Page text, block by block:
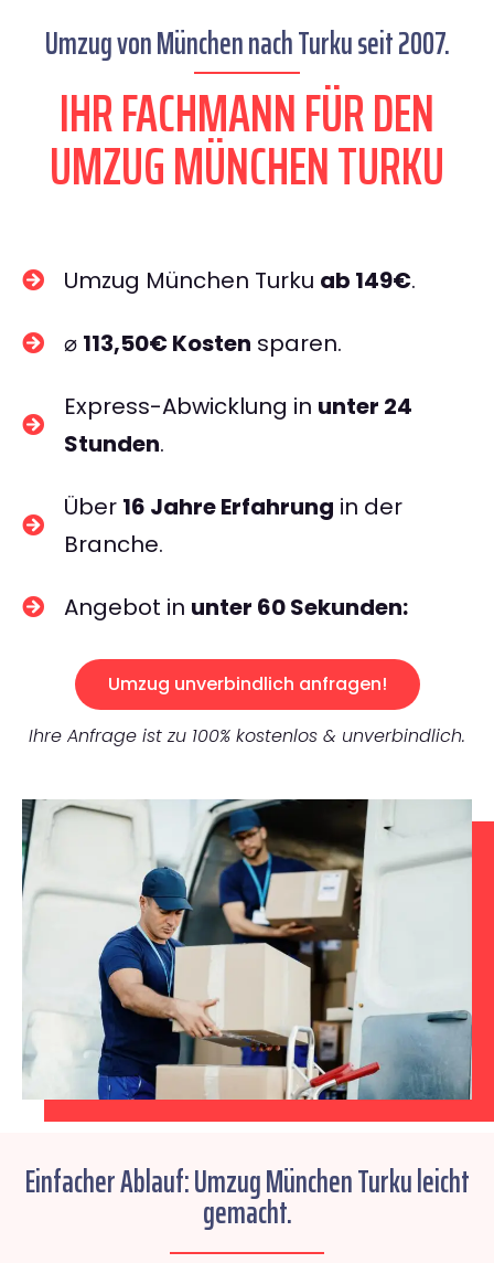
Umzug von München nach Turku seit 2007.
IHR FACHMANN FÜR DEN
UMZUG MÜNCHEN TURKU
Umzug München Turku ab 149€.
⌀ 113,50€ Kosten sparen.
Express-Abwicklung in unter 24
Stunden.
Über 16 Jahre Erfahrung in der
Branche.
Angebot in unter 60 Sekunden:
Umzug unverbindlich anfragen!
Ihre Anfrage ist zu 100% kostenlos & unverbindlich.
Einfacher Ablauf: Umzug München Turku leicht
gemacht.